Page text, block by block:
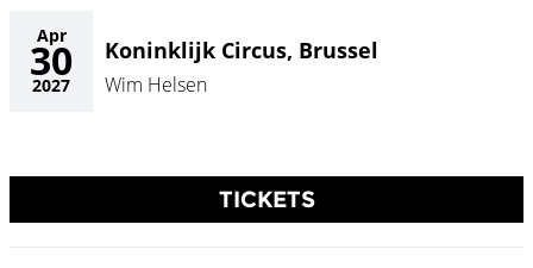
Apr
30
2027
Koninklijk Circus, Brussel
Wim Helsen
TICKETS